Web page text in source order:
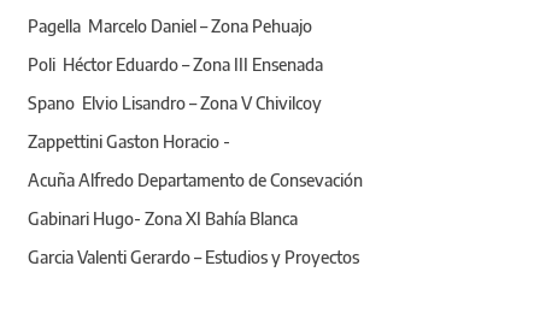
Pagella Marcelo Daniel – Zona Pehuajo
Poli Héctor Eduardo – Zona III Ensenada
Spano Elvio Lisandro – Zona V Chivilcoy
Zappettini Gaston Horacio -
Acuña Alfredo Departamento de Consevación
Gabinari Hugo- Zona XI Bahía Blanca
Garcia Valenti Gerardo – Estudios y Proyectos